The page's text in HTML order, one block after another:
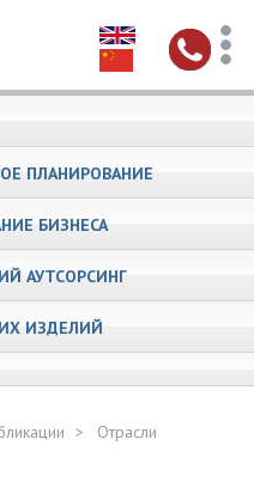
ПЛАНИРОВАНИЕ
БИЗНЕСА
АУТСОРСИНГ
ИЗДЕЛИЙ
Отрасли